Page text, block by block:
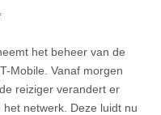
on
neemt
beheer
in
de
het beheer van de
Mobile. Vanaf morgen
reiziger verandert er
netwerk. Deze luidt nu